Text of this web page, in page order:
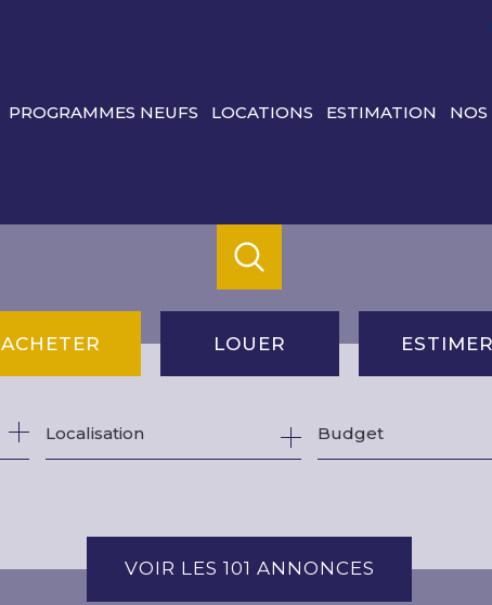
PROGRAMMES NEUFS LOCATIONS ESTIMATION
ACHETER
de l'ancien
du neuf
LOUER
de l'immo pro
ESTIMER
Budget
VOIR LES 101 ANNONCES